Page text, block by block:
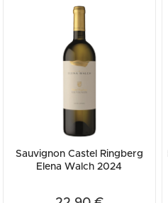
Sauvignon Castel Ringberg
Elena Walch 2024